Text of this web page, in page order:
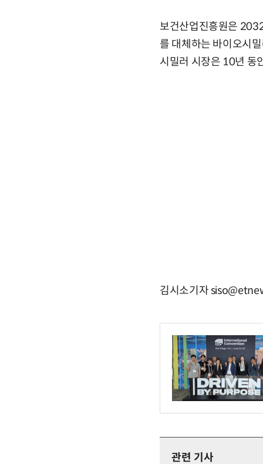
보건산업진흥원은
를 대체하는 바이오시
시밀러 시장은 10년 동
김시소기자
관련 기사